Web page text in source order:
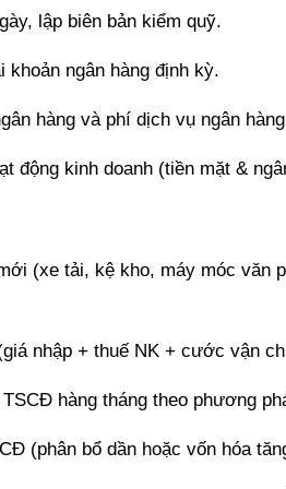
lập biên bản kiểm quỹ.
ngân hàng định kỳ.
hàng và phí dịch vụ ngân
động kinh doanh (tiền mặt &
(xe tải, kệ kho, máy móc văn
nhập + thuế NK + cước vận
hàng tháng theo phương
(phân bổ dần hoặc vốn hóa